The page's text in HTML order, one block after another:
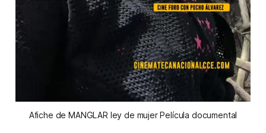
Afiche de MANGLAR ley de mujer Película documental